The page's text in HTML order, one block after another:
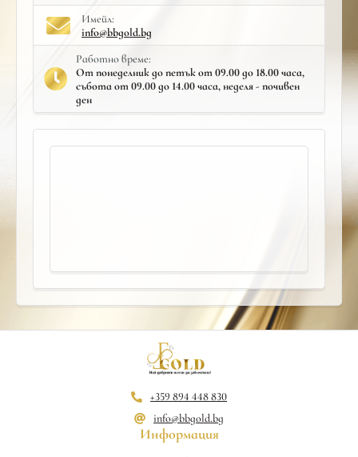
Имейл:
info@bbgold.bg
Работно време:
От понеделник до петък от 09.00 до 18.00 часа,
събота от 09.00 до 14.00 часа, неделя - почивен
ден
+359 894 448 830
info@bbgold.bg
Информация